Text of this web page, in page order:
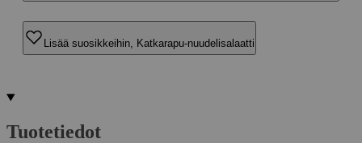
Lisää suosikkeihin, Katkarapu-nuudelisalaatti
Tuotetiedot